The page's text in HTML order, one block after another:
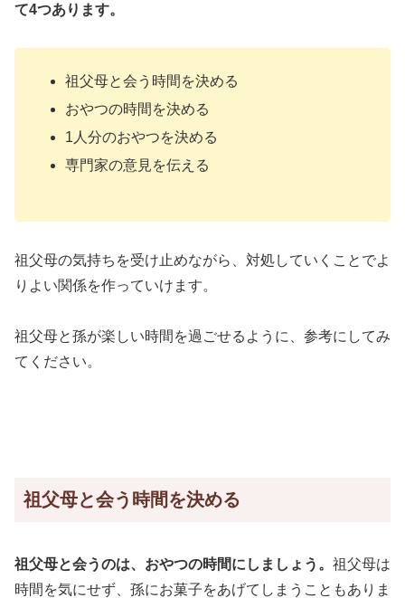
て4つあります。
祖父母と会う時間を決める
おやつの時間を決める
1人分のおやつを決める
専門家の意見を伝える
祖父母の気持ちを受け止めながら、対処していくことでよ
りよい関係を作っていけます。
祖父母と孫が楽しい時間を過ごせるように、参考にしてみ
てください。
祖父母と会う時間を決める
祖父母と会うのは、おやつの時間にしましょう。 祖父母は
時間を気にせず、孫にお菓子をあげてしまうこともありま